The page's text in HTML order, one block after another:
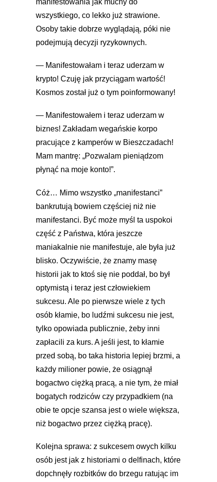
manifestowania jak muchy do
wszystkiego, co lekko już strawione.
Osoby takie dobrze wyglądają, póki nie
podejmują decyzji ryzykownych.
— Manifestowałam i teraz uderzam w
krypto! Czuję jak przyciągam wartość!
Kosmos został już o tym poinformowany!
— Manifestowałem i teraz uderzam w
biznes! Zakładam wegańskie korpo
pracujące z kamperów w Bieszczadach!
Mam mantrę: „Pozwalam pieniądzom
płynąć na moje konto!”.
Cóż… Mimo wszystko „manifestanci”
bankrutują bowiem częściej niż nie
manifestanci. Być może myśl ta uspokoi
część z Państwa, która jeszcze
maniakalnie nie manifestuje, ale była już
blisko. Oczywiście, że znamy masę
historii jak to ktoś się nie poddał, bo był
optymistą i teraz jest człowiekiem
sukcesu. Ale po pierwsze wiele z tych
osób kłamie, bo ludźmi sukcesu nie jest,
tylko opowiada publicznie, żeby inni
zapłacili za kurs. A jeśli jest, to kłamie
przed sobą, bo taka historia lepiej brzmi, a
każdy milioner powie, że osiągnął
bogactwo ciężką pracą, a nie tym, że miał
bogatych rodziców czy przypadkiem (na
obie te opcje szansa jest o wiele większa,
niż bogactwo przez ciężką pracę).
Kolejna sprawa: z sukcesem owych kilku
osób jest jak z historiami o delfinach, które
dopchnęły rozbitków do brzegu ratując im